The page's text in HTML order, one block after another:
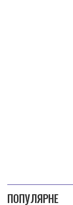
ПОПУЛЯРНЕ